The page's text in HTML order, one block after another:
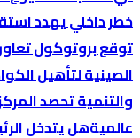
خطر داخلي يهدد
توقع بروتوكول
الصينية لتأهيل
والتنمية تحصد
عالميةهل يتدخل